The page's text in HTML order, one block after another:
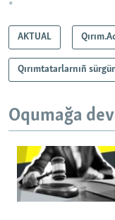
*
AKTUAL
Qırımtatarlarnıñ
Oqumağa